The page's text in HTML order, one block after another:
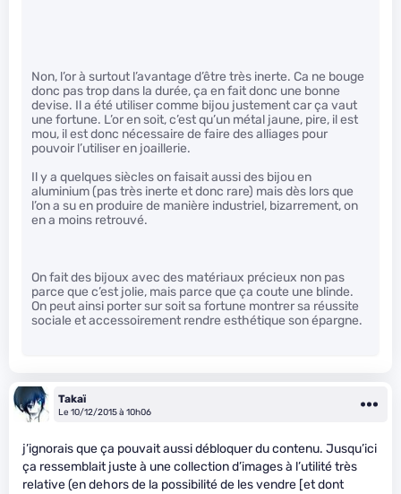
Non, l’or à surtout l’avantage d’être très inerte. Ca ne bouge
donc pas trop dans la durée, ça en fait donc une bonne
devise. Il a été utiliser comme bijou justement car ça vaut
une fortune. L’or en soit, c’est qu’un métal jaune, pire, il est
mou, il est donc nécessaire de faire des alliages pour
pouvoir l’utiliser en joaillerie.
Il y a quelques siècles on faisait aussi des bijou en
aluminium (pas très inerte et donc rare) mais dès lors que
l’on a su en produire de manière industriel, bizarrement, on
en a moins retrouvé.
On fait des bijoux avec des matériaux précieux non pas
parce que c’est jolie, mais parce que ça coute une blinde.
On peut ainsi porter sur soit sa fortune montrer sa réussite
sociale et accessoirement rendre esthétique son épargne.
Takaï
Le 10/12/2015 à 10h06
j’ignorais que ça pouvait aussi débloquer du contenu. Jusqu’ici
ça ressemblait juste à une collection d’images à l’utilité très
relative (en dehors de la possibilité de les vendre [et dont